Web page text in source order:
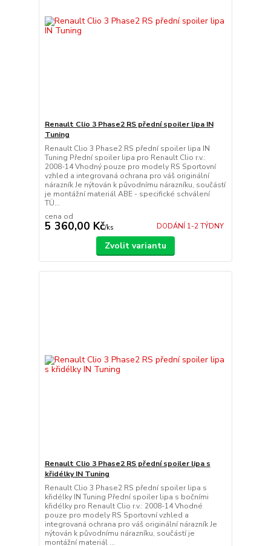
Renault Clio 3 Phase2 RS přední spoiler lipa IN
Tuning
Renault Clio 3 Phase2 RS přední spoiler lipa IN
Tuning Přední spoiler lipa pro Renault Clio r.v.:
2008-14 Vhodný pouze pro modely RS Sportovní
vzhled a integrovaná ochrana pro váš originální
nárazník Je nýtován k původnímu nárazníku, součástí
je montážní materiál ABE - specifické schválení
TÜ...
cena od
5 360,00 Kč/ks DODÁNÍ 1-2 TÝDNY
Zvolit variantu
Renault Clio 3 Phase2 RS přední spoiler lipa s
křidélky IN Tuning
Renault Clio 3 Phase2 RS přední spoiler lipa s
křidélky IN Tuning Přední spoiler lipa s bočními
křidélky pro Renault Clio r.v.: 2008-14 Vhodné
pouze pro modely RS Sportovní vzhled a
integrovaná ochrana pro váš originální nárazník Je
nýtován k původnímu nárazníku, součástí je
montážní materiál ...